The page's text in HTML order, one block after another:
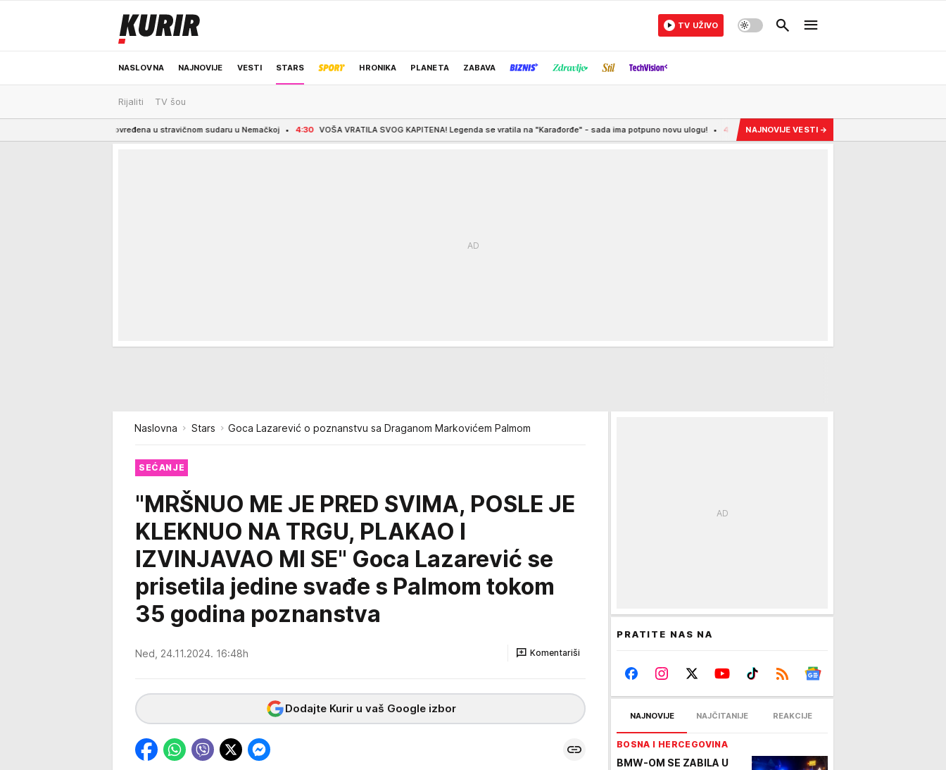
NASLOVNA NAJNOVIJE VESTI STARS HRONIKA PLANETA ZABAVA
ODRŽIVA BUDUĆNOST
TV UŽIVO
Rijaliti TV šou
Bosanka povređena u stravičnom sudaru u Nemačkoj 4:30 VOŠA VRATILA SVOG KAPITENA! Legenda se vratila na "Karađorđe" - sada ima potpuno novu ulogu! 4:05 ZELENAŠENJEM UZELI 400.000 EVRA: Uhapšena dvojica u
NAJNOVIJE VESTI →
Naslovna Stars Goca Lazarević o poznanstvu sa Draganom Markovićem Palmom
SEĆANJE
"MRŠNUO ME JE PRED SVIMA, POSLE JE
KLEKNUO NA TRGU, PLAKAO I
IZVINJAVAO MI SE" Goca Lazarević se
prisetila jedine svađe s Palmom tokom
35 godina poznanstva
Ned, 24.11.2024. 16:48h Komentariši
Dodajte Kurir u vaš Google izbor
PRATITE NAS NA
NAJNOVIJE NAJČITANIJE REAKCIJE
BOSNA I HERCEGOVINA
BMW-OM SE ZABILA U